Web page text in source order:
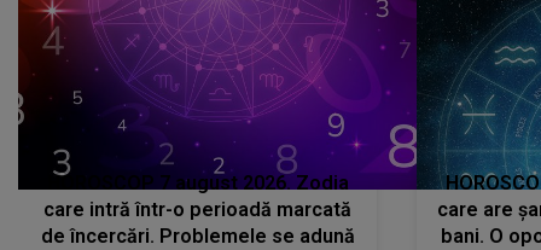
HOROSCOP 7 august 2026. Zodia
care intră într-o perioadă marcată
de încercări. Problemele se adună
care are
bani. O